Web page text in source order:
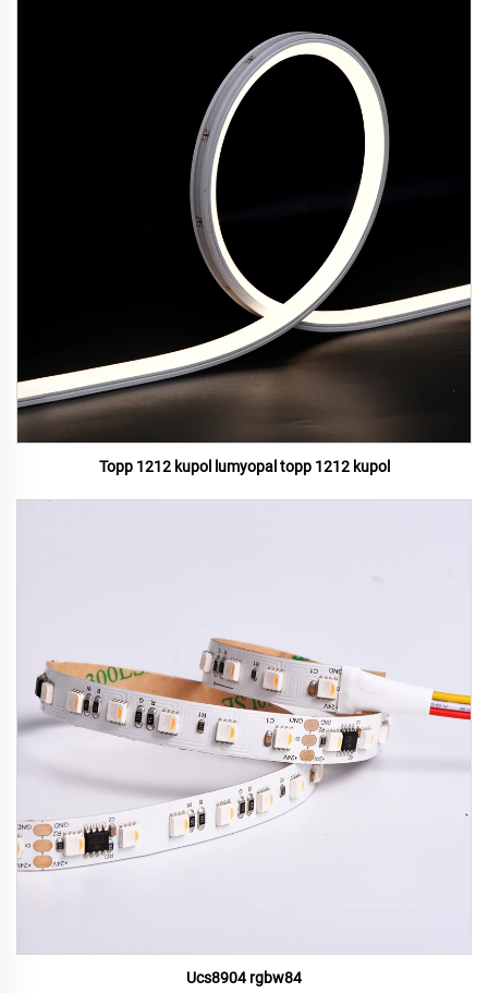
Topp 1212 kupol lumyopal topp 1212 kupol
Ucs8904 rgbw84